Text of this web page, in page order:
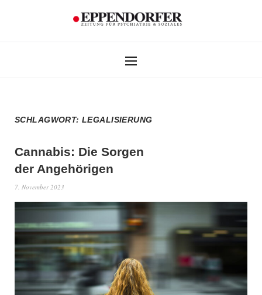
SCHLAGWORT:LEGALISIERUNG
Cannabis: Die Sorgen
der Angehörigen
7. November 2023